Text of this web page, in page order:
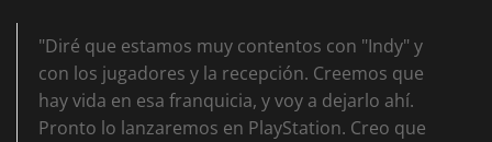
"Diré que estamos muy contentos con "Indy" y
con los jugadores y la recepción. Creemos que
hay vida en esa franquicia, y voy a dejarlo ahí.
Pronto lo lanzaremos en PlayStation. Creo que